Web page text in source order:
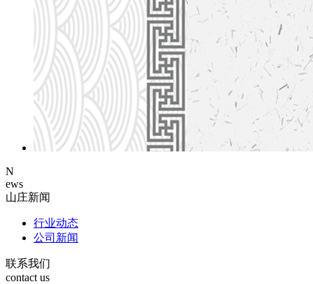
N
ews
山庄新闻
行业动态
公司新闻
联系我们
contact us